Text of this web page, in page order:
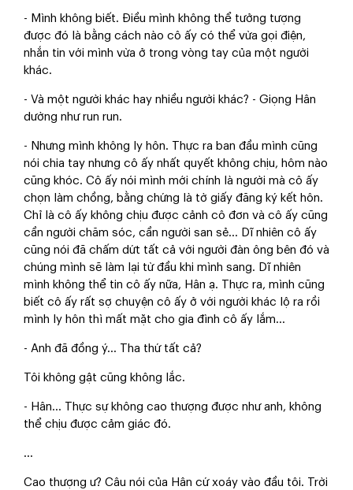
- Mình không biết. Điều mình không thể tưởng tượng
được đó là bằng cách nào cô ấy có thể vừa gọi điện,
nhắn tin với mình vừa ở trong vòng tay của một người
khác.
- Và một người khác hay nhiều người khác? - Giọng Hân
dường như run run.
- Nhưng mình không ly hôn. Thực ra ban đầu mình cũng
nói chia tay nhưng cô ấy nhất quyết không chịu, hôm nào
cũng khóc. Cô ấy nói mình mới chính là người mà cô ấy
chọn làm chồng, bằng chứng là tờ giấy đăng ký kết hôn.
Chỉ là cô ấy không chịu được cảnh cô đơn và cô ấy cũng
cần người chăm sóc, cần người san sẻ... Dĩ nhiên cô ấy
cũng nói đã chấm dứt tất cả với người đàn ông bên đó và
chúng mình sẽ làm lại từ đầu khi mình sang. Dĩ nhiên
mình không thể tin cô ấy nữa, Hân ạ. Thực ra, mình cũng
biết cô ấy rất sợ chuyện cô ấy ở với người khác lộ ra rồi
mình ly hôn thì mất mặt cho gia đình cô ấy lắm...
- Anh đã đồng ý... Tha thứ tất cả?
Tôi không gật cũng không lắc.
- Hân... Thực sự không cao thượng được như anh, không
thể chịu được cảm giác đó.
...
Cao thượng ư? Câu nói của Hân cứ xoáy vào đầu tôi. Trời